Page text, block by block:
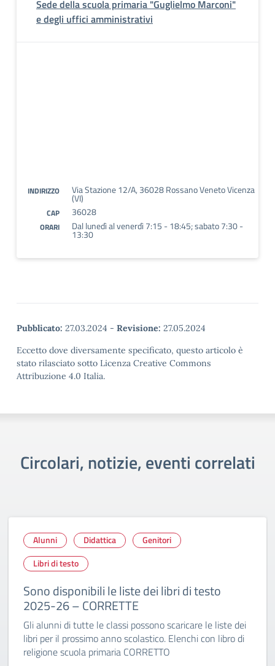
Sede della scuola primaria "Guglielmo Marconi"
e degli uffici amministrativi
INDIRIZZO Via Stazione 12/A, 36028 Rossano Veneto Vicenza
(VI)
CAP 36028
ORARI Dal lunedì al venerdì 7:15 - 18:45; sabato 7:30 -
13:30
Pubblicato: 27.03.2024 - Revisione: 27.05.2024
Eccetto dove diversamente specificato, questo articolo è
stato rilasciato sotto Licenza Creative Commons
Attribuzione 4.0 Italia.
Circolari, notizie, eventi correlati
Alunni Didattica
Genitori
Libri di testo
Sono disponibili le liste dei libri di testo
2025-26 – CORRETTE
Gli alunni di tutte le classi possono scaricare le liste dei
libri per il prossimo anno scolastico. Elenchi con libro di
religione scuola primaria CORRETTO